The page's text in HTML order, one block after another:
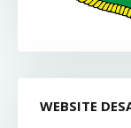
WEBSITE